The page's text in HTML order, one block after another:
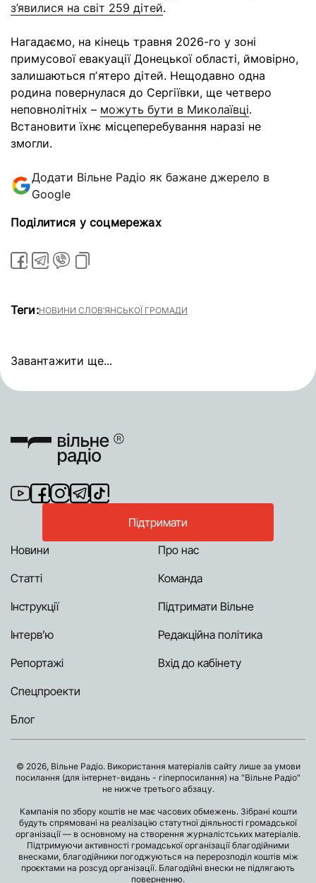
з’явилися на світ 259 дітей.
Нагадаємо, на кінець травня 2026-го у зоні
примусової евакуації Донецької області, ймовірно,
залишаються пʼятеро дітей. Нещодавно одна
родина повернулася до Сергіївки, ще четверо
неповнолітніх – можуть бути в Миколаївці.
Встановити їхнє місцеперебування наразі не
змогли.
Додати Вільне Радіо як бажане джерело в
Google
Поділитися у соцмережах
Теги:НОВИНИ СЛОВ’ЯНСЬКОЇ ГРОМАДИ
Завантажити ще...
Підтримати
Новини
Статті
Інструкції
Інтерв’ю
Репортажі
Спецпроекти
Блог
Про нас
Команда
Підтримати Вільне
Редакційна політика
Вхід до кабінету
© 2026, Вільне Радіо. Використання матеріалів сайту лише за умови
посилання (для інтернет-видань - гіперпосилання) на "Вільне Радіо"
не нижче третього абзацу.
Кампанія по збору коштів не має часових обмежень. Зібрані кошти
будуть спрямовані на реалізацію статутної діяльності громадської
організації — в основному на створення журналістських матеріалів.
Підтримуючи активності громадської організації благодійними
внесками, благодійники погоджуються на перерозподіл коштів між
проєктами на розсуд організації. Благодійні внески не підлягають
поверненню.